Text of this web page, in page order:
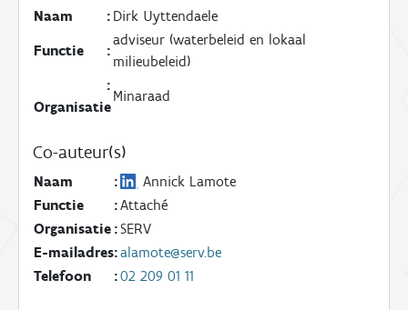
:
Naam
Dirk Uyttendaele
:
Functie
adviseur (waterbeleid en lokaal
milieubeleid)
:
Organisatie
Minaraad
Co-auteur(s)
:
Naam
Annick Lamote
:
Functie
Attaché
:
Organisatie SERV
:
E-mailadres alamote@serv.be
:
Telefoon 02 209 01 11